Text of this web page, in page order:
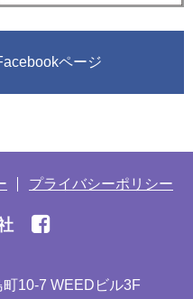
ページ
プライバシーポリシー
10-7 WEEDビル3F